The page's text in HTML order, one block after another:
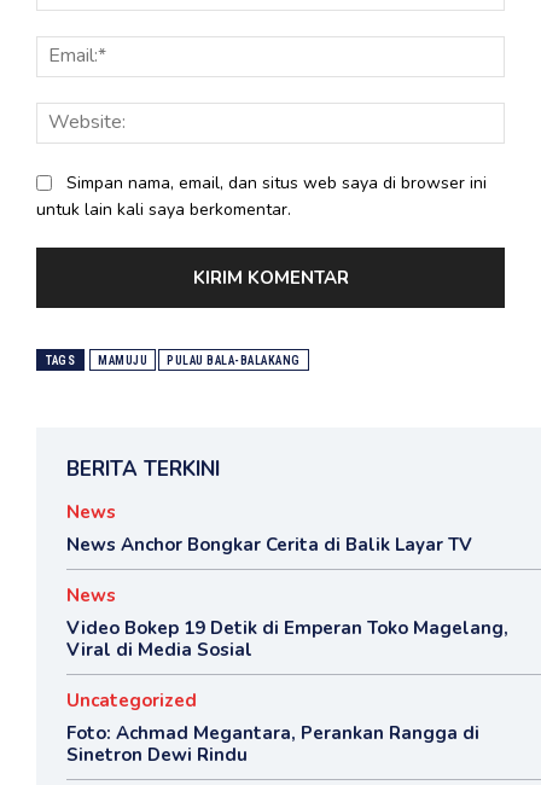
Simpan nama, email, dan situs web saya di browser ini
untuk lain kali saya berkomentar.
TAGS MAMUJU PULAU BALA-BALAKANG
BERITA TERKINI
News
News Anchor Bongkar Cerita di Balik Layar TV
News
Video Bokep 19 Detik di Emperan Toko Magelang,
Viral di Media Sosial
Uncategorized
Foto: Achmad Megantara, Perankan Rangga di
Sinetron Dewi Rindu